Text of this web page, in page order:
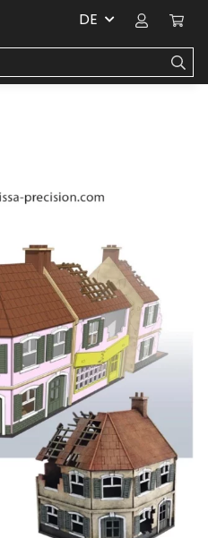
DE